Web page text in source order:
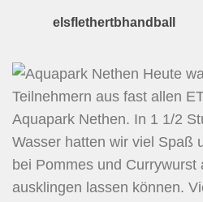
elsflethertbhandball